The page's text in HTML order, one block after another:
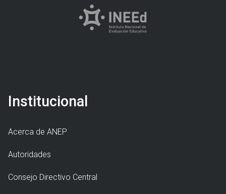
Institucional
Acerca de ANEP
Autoridades
Consejo Directivo Central